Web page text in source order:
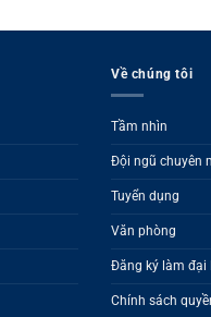
Về chúng tôi
Tầm nhìn
Đội ngũ chuyên
Tuyển dụng
Văn phòng
Đăng ký làm đại
Chính sách